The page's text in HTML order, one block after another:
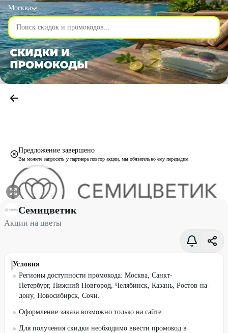
Москва
Предложение завершено
Вы можете запросить у партнера повтор акции, мы обязательно ему передадим
Акции на цветы со скидкой до 56% - Семицветик в Москве
Семицветик
Акции на цветы
Условия
Регионы доступности промокода: Москва, Санкт-
Петербург, Нижний Новгород, Челябинск, Казань, Ростов-на-
дону, Новосибирск, Сочи.
Оформление заказа возможно только на сайте.
Для получения скидки необходимо ввести промокод в